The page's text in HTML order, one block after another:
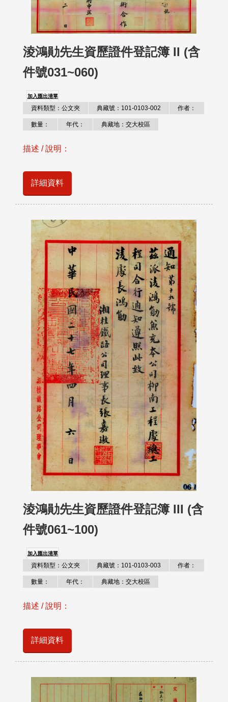
淩鴻勛先生資歷證件登記簿 II (含
件號031~060)
加入匯出清單
資料類型：公文夾 典藏號：101-0103-002 作者：
數量： 年代： 典藏地：交大校區
描述 / 說明：
詳細資料
淩鴻勛先生資歷證件登記簿 III (含
件號061~100)
加入匯出清單
資料類型：公文夾 典藏號：101-0103-003 作者：
數量： 年代： 典藏地：交大校區
描述 / 說明：
詳細資料